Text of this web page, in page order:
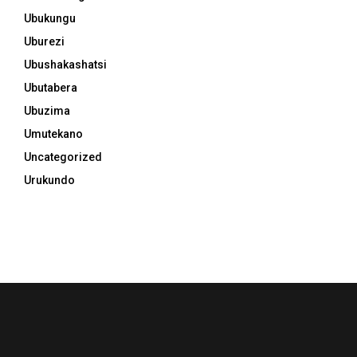
Ubukungu
Uburezi
Ubushakashatsi
Ubutabera
Ubuzima
Umutekano
Uncategorized
Urukundo